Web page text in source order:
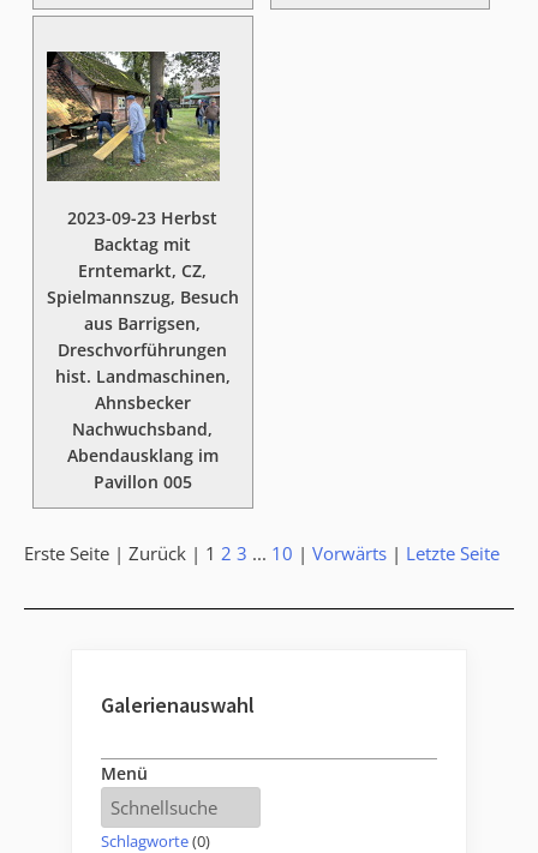
2023-09-23 Herbst
Backtag mit
Erntemarkt, CZ,
Spielmannszug, Besuch
aus Barrigsen,
Dreschvorführungen
hist. Landmaschinen,
Ahnsbecker
Nachwuchsband,
Abendausklang im
Pavillon 005
Erste Seite | Zurück | 1 2 3 ... 10 | Vorwärts | Letzte Seite
Galerienauswahl
Menü
Schlagworte(0)